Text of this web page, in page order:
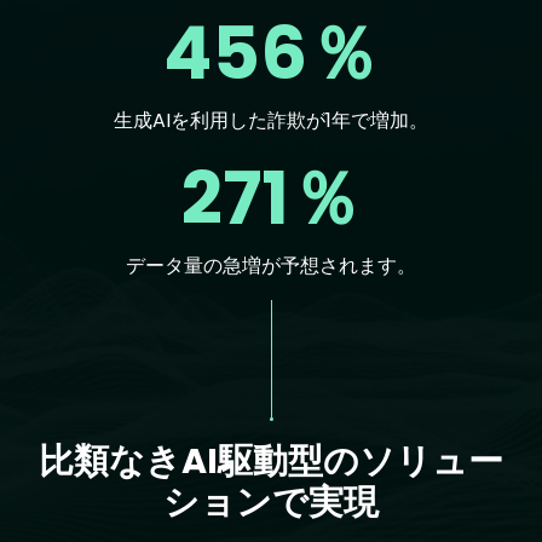
456％
生成AIを利用した詐欺が1年で増加。
271％
データ量の急増が予想されます。
比類なきAI駆動型のソリュー
ションで実現